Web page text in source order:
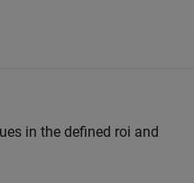
in the defined roi and